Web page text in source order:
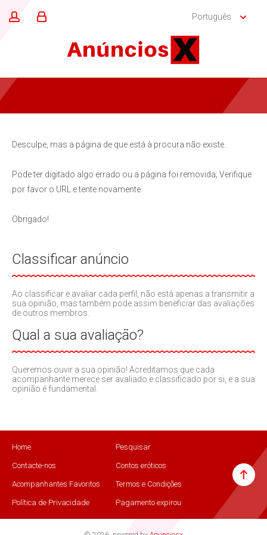
Português
Desculpe, mas a página de que está à procura não existe.
Pode ter digitado algo errado ou a página foi removida; Verifique
por favor o URL e tente novamente.
Obrigado!
Classificar anúncio
Ao classificar e avaliar cada perfil, não está apenas a transmitir a
sua opinião, mas também pode assim beneficiar das avaliações
de outros membros.
Qual a sua avaliação?
Queremos ouvir a sua opinião! Acreditamos que cada
acompanhante merece ser avaliado e classificado por si, e a sua
opinião é fundamental.
Home Pesquisar
Contacte-nos Contos eróticos
Acompanhantes Favoritos Termos e Condições
Política de Privacidade Pagamento expirou